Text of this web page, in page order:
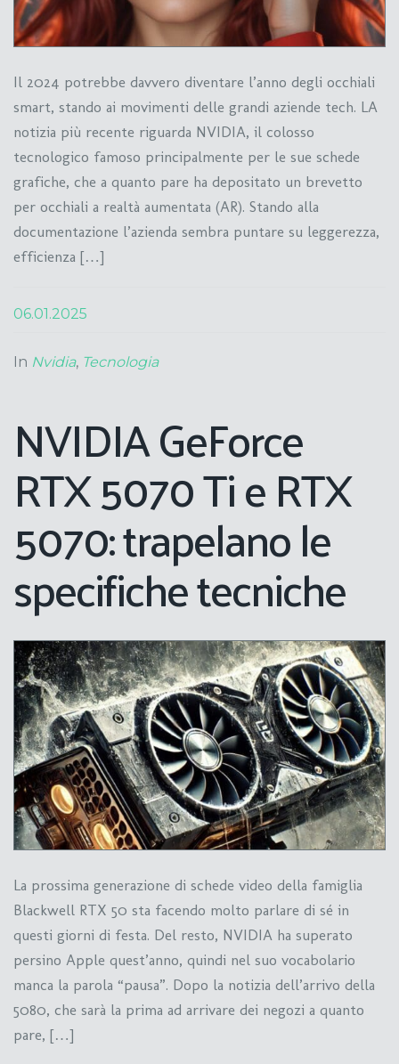
Il 2024 potrebbe davvero diventare l’anno degli occhiali
smart, stando ai movimenti delle grandi aziende tech. LA
notizia più recente riguarda NVIDIA, il colosso
tecnologico famoso principalmente per le sue schede
grafiche, che a quanto pare ha depositato un brevetto
per occhiali a realtà aumentata (AR). Stando alla
documentazione l’azienda sembra puntare su leggerezza,
efficienza […]
06.01.2025
In Nvidia, Tecnologia
NVIDIA GeForce
RTX 5070 Ti e RTX
5070: trapelano le
specifiche tecniche
La prossima generazione di schede video della famiglia
Blackwell RTX 50 sta facendo molto parlare di sé in
questi giorni di festa. Del resto, NVIDIA ha superato
persino Apple quest’anno, quindi nel suo vocabolario
manca la parola “pausa”. Dopo la notizia dell’arrivo della
5080, che sarà la prima ad arrivare dei negozi a quanto
pare, […]